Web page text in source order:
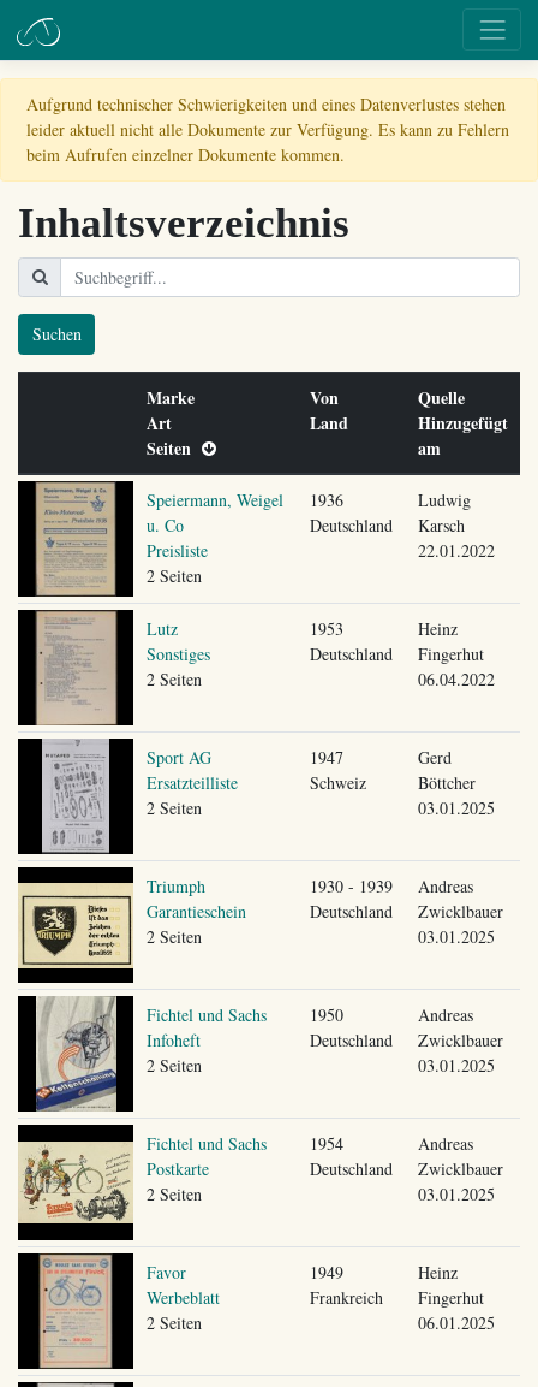
Aufgrund technischer Schwierigkeiten und eines Datenverlustes stehen
leider aktuell nicht alle Dokumente zur Verfügung. Es kann zu Fehlern
beim Aufrufen einzelner Dokumente kommen.
Inhaltsverzeichnis
Suchen
Marke
Art
Seiten
Von
Land
Quelle
Hinzugefügt
am
Speiermann, Weigel
u. Co
Preisliste
2 Seiten
1936
Deutschland
Ludwig
Karsch
22.01.2022
Lutz
Sonstiges
2 Seiten
1953
Deutschland
Heinz
Fingerhut
06.04.2022
Sport AG
Ersatzteilliste
2 Seiten
1947
Schweiz
Gerd
Böttcher
03.01.2025
Triumph
Garantieschein
2 Seiten
1930 - 1939
Deutschland
Andreas
Zwicklbauer
03.01.2025
Fichtel und Sachs
Infoheft
2 Seiten
1950
Deutschland
Andreas
Zwicklbauer
03.01.2025
Fichtel und Sachs
Postkarte
2 Seiten
1954
Deutschland
Andreas
Zwicklbauer
03.01.2025
Favor
Werbeblatt
2 Seiten
1949
Frankreich
Heinz
Fingerhut
06.01.2025